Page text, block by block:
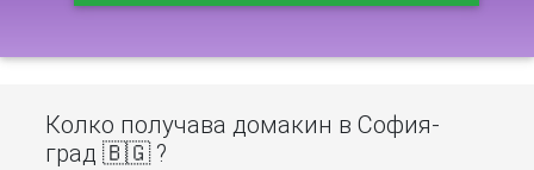
Колко получава домакин в София-
град 🇧🇬 ?